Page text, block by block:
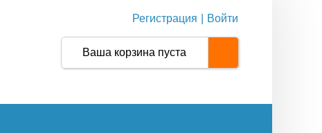
Регистрация Войти
Ваша корзина пуста